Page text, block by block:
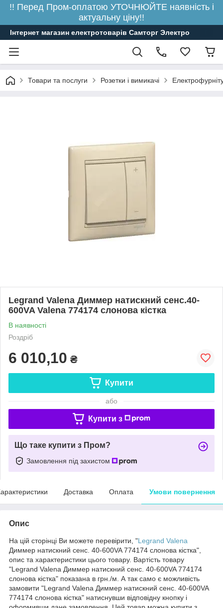
!! Перед Пром-оплатою УТОЧНЮЙТЕ наявність і
актуальну ціну!!
Інтернет магазин електротоварів Самторг Электро
Товари та послуги Розетки і вимикачі
Legrand Valena Диммер натискний сенс.40-
600VA Valena 774174 слонова кістка
В наявності
Роздріб
6 010,10 ₴
Купити
або
Купити з
Що таке купити з Пром?
Замовлення під захистом
Доставка Оплата Умови повернення
Опис
На цій сторінці Ви можете перевірити, "Legrand Valena
Диммер натискний сенс. 40-600VA 774174 слонова кістка",
опис та характеристики цього товару. Вартість товару
"Legrand Valena Диммер натискний сенс. 40-600VA 774174
слонова кістка" показана в грн./м. А так само є можливість
замовити "Legrand Valena Диммер натискний сенс. 40-600VA
774174 слонова кістка" натиснувши відповідну кнопку і